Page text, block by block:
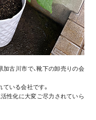
古川市で、靴下の卸売りの会
いる会社です。
性化に大変ご尽力されていら